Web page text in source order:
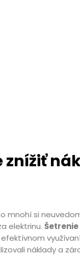
znížiť
mnohí si
elektrinu. Šetrenie
náklady a